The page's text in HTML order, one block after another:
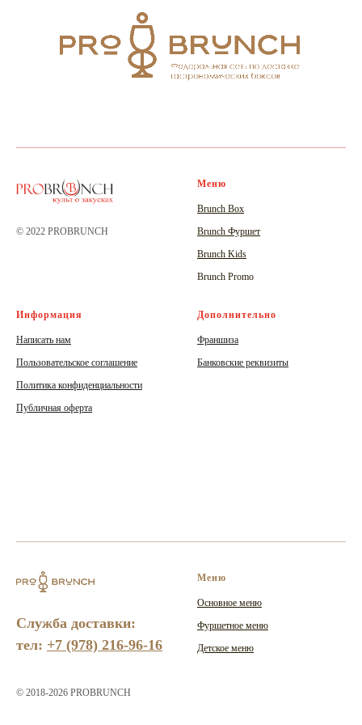
© 2022 PROBRUNCH
Меню
Brunch Box
Brunch Фуршет
Brunch Kids
Brunch Promo
Информация
Написать нам
Пользовательское соглашение
Политика конфиденциальности
Публичная оферта
Дополнительно
Франшиза
Банковские реквизиты
Служба доставки:
тел: +7 (978) 216-96-16
© 2018-2026 PROBRUNCH
Меню
Основное меню
Фуршетное меню
Детское меню